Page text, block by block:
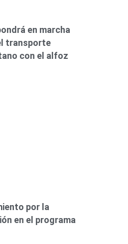
en marcha
transporte
con el alfoz
por la
en el programa